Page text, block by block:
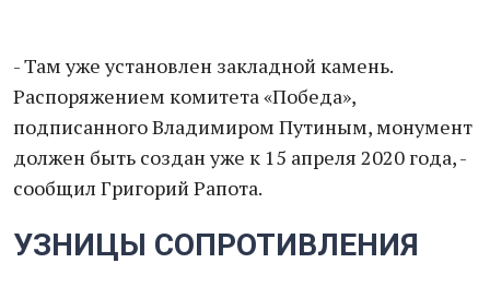
- Там уже установлен закладной камень.
Распоряжением комитета «Победа»,
подписанного Владимиром Путиным, монумент
должен быть создан уже к 15 апреля 2020 года, -
сообщил Григорий Рапота.
УЗНИЦЫ СОПРОТИВЛЕНИЯ